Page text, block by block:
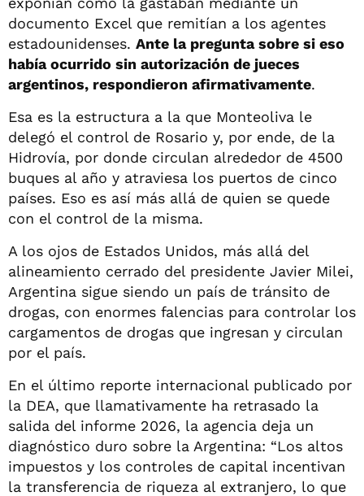
documento Excel que remitían a los agentes
estadounidenses. Ante la pregunta sobre si eso
había ocurrido sin autorización de jueces
argentinos, respondieron afirmativamente.
Esa es la estructura a la que Monteoliva le
delegó el control de Rosario y, por ende, de la
Hidrovía, por donde circulan alrededor de 4500
buques al año y atraviesa los puertos de cinco
países. Eso es así más allá de quien se quede
con el control de la misma.
A los ojos de Estados Unidos, más allá del
alineamiento cerrado del presidente Javier Milei,
Argentina sigue siendo un país de tránsito de
drogas, con enormes falencias para controlar los
cargamentos de drogas que ingresan y circulan
por el país.
En el último reporte internacional publicado por
la DEA, que llamativamente ha retrasado la
salida del informe 2026, la agencia deja un
diagnóstico duro sobre la Argentina: “Los altos
impuestos y los controles de capital incentivan
la transferencia de riqueza al extranjero, lo que